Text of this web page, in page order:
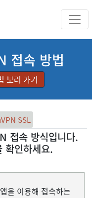
접속 방법
보러 가기
SSL
접속 방식입니다.
확인하세요.
을 이용해 접속하는